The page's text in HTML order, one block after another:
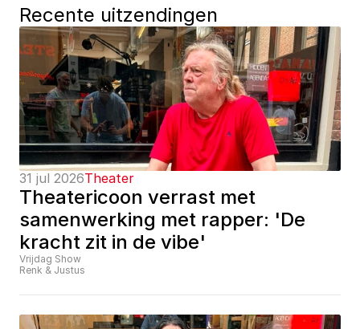
Recente uitzendingen
31 jul 2026Theater
Theatericoon verrast met
samenwerking met rapper: 'De
kracht zit in de vibe'
Vrijdag Show
Renk & Justus